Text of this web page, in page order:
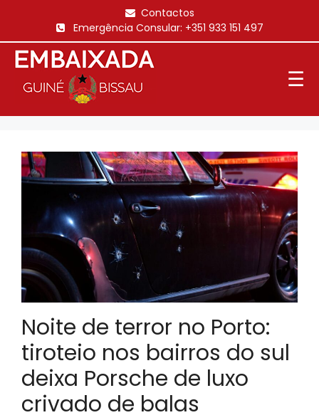
o
conteúdo
Contactos
Emergência Consular: +351 933 151 497
☰
Noite de terror no Porto:
tiroteio nos bairros do sul
deixa Porsche de luxo
crivado de balas